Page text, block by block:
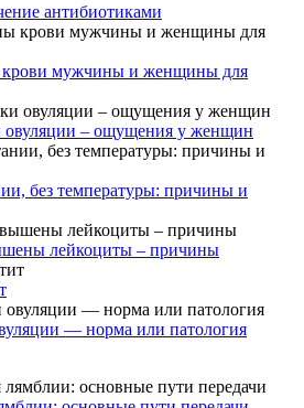
антибиотиками
крови мужчины и женщины для
овуляции – ощущения у женщин
без температуры: причины и
лейкоциты – причины
— норма или патология